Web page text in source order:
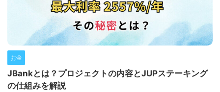
お金
JBankとは？プロジェクトの内容とJUPステーキング
の仕組みを解説